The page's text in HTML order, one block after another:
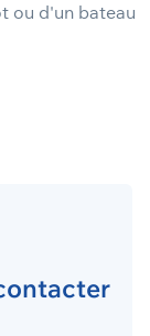
ou d'un bateau